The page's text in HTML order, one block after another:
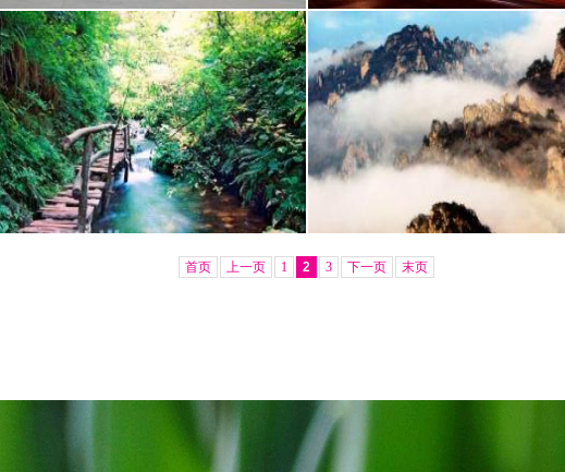
首页 上一页 1 2 3 下一页 末页